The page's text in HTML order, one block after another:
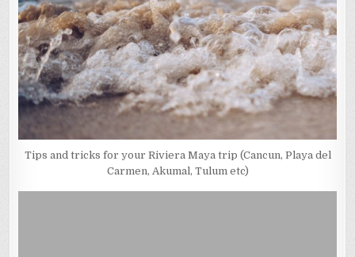
Tips and tricks for your Riviera Maya trip (Cancun, Playa del
Carmen, Akumal, Tulum etc)